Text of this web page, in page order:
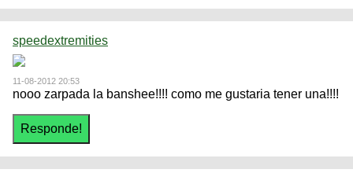
speedextremities
11-08-2012 20:53
nooo zarpada la banshee!!!! como me gustaria tener una!!!!